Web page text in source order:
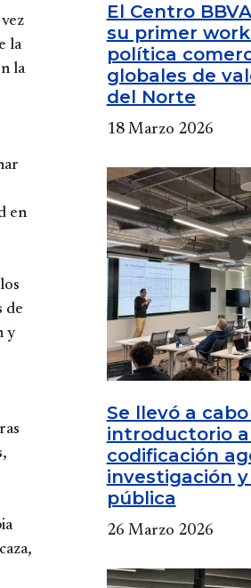
la
la
en
de
y
El Centro
su primer
política
globales de
del Norte
18 Marzo 2026
Se llevó a
introductorio a
codificación
investigación
pública
26 Marzo 2026